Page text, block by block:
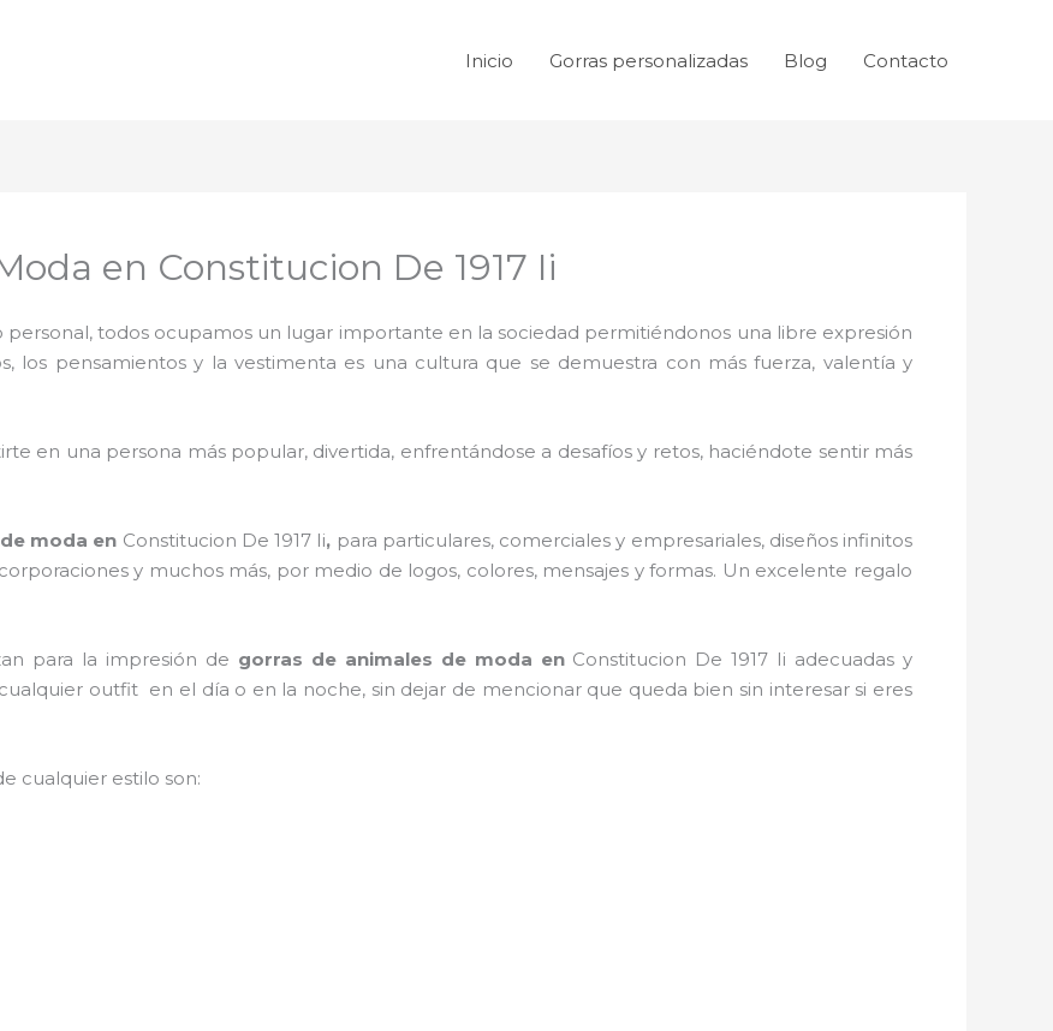
Inicio Gorras personalizadas Blog Contacto
en Constitucion De 1917 Ii
todos ocupamos un lugar importante en la sociedad permitiéndonos una libre expresión
los pensamientos y la vestimenta es una cultura que se demuestra con más fuerza, valentía y
en una persona más popular, divertida, enfrentándose a desafíos y retos, haciéndote sentir más
moda en Constitucion De 1917 Ii, para particulares, comerciales y empresariales, diseños infinitos
y muchos más, por medio de logos, colores, mensajes y formas. Un excelente regalo
para la impresión de gorras de animales de moda en Constitucion De 1917 Ii adecuadas y
outfit en el día o en la noche, sin dejar de mencionar que queda bien sin interesar si eres
cualquier estilo son: